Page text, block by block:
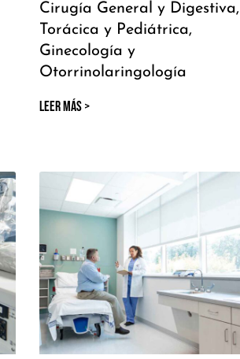
Cirugía General y Digestiva,
Torácica y Pediátrica,
Ginecología y
Otorrinolaringología
LEER MÁS >